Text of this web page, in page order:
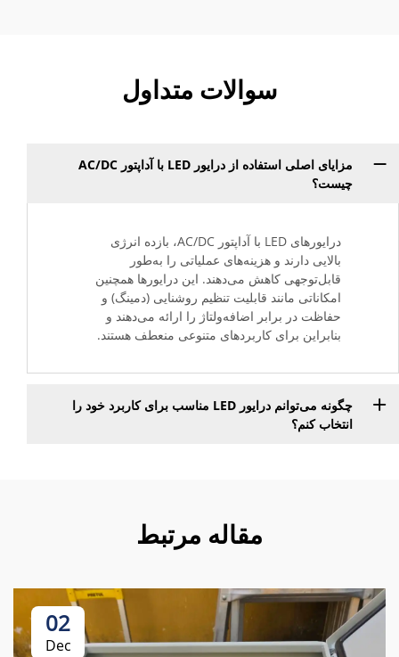
سوالات متداول
مزایای اصلی استفاده از درایور LED با آداپتور AC/DC
چیست؟
درایورهای LED با آداپتور AC/DC، بازده انرژی
بالایی دارند و هزینه‌های عملیاتی را به‌طور
قابل‌توجهی کاهش می‌دهند. این درایورها همچنین
امکاناتی مانند قابلیت تنظیم روشنایی (دمینگ) و
حفاظت در برابر اضافه‌ولتاژ را ارائه می‌دهند و
بنابراین برای کاربردهای متنوعی منعطف هستند.
چگونه می‌توانم درایور LED مناسب برای کاربرد خود را
انتخاب کنم؟
مقاله مرتبط
02
Dec